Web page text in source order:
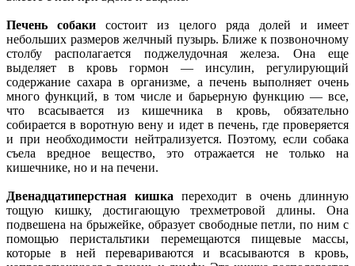
Печень собаки состоит из целого ряда долей и имеет
небольших размеров желчный пузырь. Ближе к позвоночному
столбу располагается поджелудочная железа. Она еще
выделяет в кровь гормон — инсулин, регулирующий
содержание сахара в организме, а печень выполняет очень
много функций, в том числе и барьерную функцию — все,
что всасывается из кишечника в кровь, обязательно
собирается в воротную вену и идет в печень, где проверяется
и при необходимости нейтрализуется. Поэтому, если собака
съела вредное вещество, это отражается не только на
кишечнике, но и на печени.
Двенадцатиперстная кишка переходит в очень длинную
тощую кишку, достигающую трехметровой длины. Она
подвешена на брыжейке, образует свободные петли, по ним с
помощью перистальтики перемещаются пищевые массы,
которые в ней перевариваются и всасываются в кровь,